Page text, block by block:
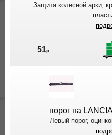
Защита колесной арки,
51р.
порог на
Левый порог,